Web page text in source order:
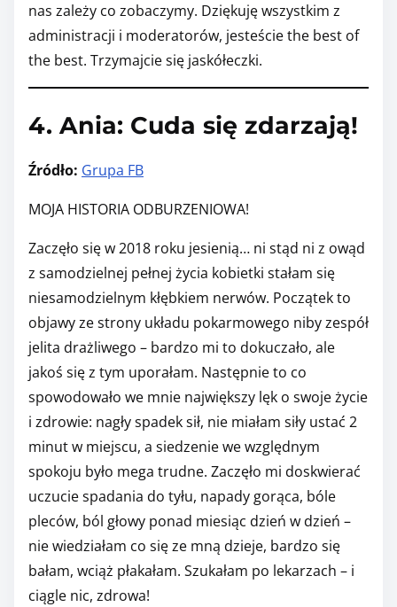
nas zależy co zobaczymy. Dziękuję wszystkim z
administracji i moderatorów, jesteście the best of
the best. Trzymajcie się jaskółeczki.
4. Ania: Cuda się zdarzają!
Źródło: Grupa FB
MOJA HISTORIA ODBURZENIOWA!
Zaczęło się w 2018 roku jesienią… ni stąd ni z owąd
z samodzielnej pełnej życia kobietki stałam się
niesamodzielnym kłębkiem nerwów. Początek to
objawy ze strony układu pokarmowego niby zespół
jelita drażliwego – bardzo mi to dokuczało, ale
jakoś się z tym uporałam. Następnie to co
spowodowało we mnie największy lęk o swoje życie
i zdrowie: nagły spadek sił, nie miałam siły ustać 2
minut w miejscu, a siedzenie we względnym
spokoju było mega trudne. Zaczęło mi doskwierać
uczucie spadania do tyłu, napady gorąca, bóle
pleców, ból głowy ponad miesiąc dzień w dzień –
nie wiedziałam co się ze mną dzieje, bardzo się
bałam, wciąż płakałam. Szukałam po lekarzach – i
ciągle nic, zdrowa!